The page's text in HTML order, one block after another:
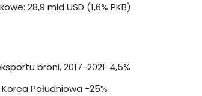
28,9 mld USD (1,6% PKB)
broni, 2017-2021: 4,5%
Południowa -25%